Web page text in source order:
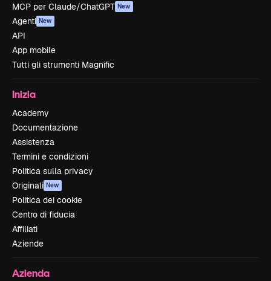
MCP per Claude/ChatGPT New
Agenti New
API
App mobile
Tutti gli strumenti Magnific
Inizia
Academy
Documentazione
Assistenza
Termini e condizioni
Politica sulla privacy
Originali New
Politica dei cookie
Centro di fiducia
Affiliati
Aziende
Azienda